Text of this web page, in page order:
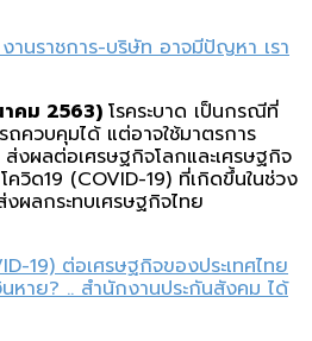
นราชการ-บริษัท อาจมีปัญหา เรา
คม 2563) โรคระบาด เป็นกรณีที่
ถควบคุมได้ แต่อาจใช้มาตรการ
งผลต่อเศรษฐกิจโลกและเศรษฐกิจ
วิด19 (COVID-19) ที่เกิดขึ้นในช่วง
ผลกระทบเศรษฐกิจไทย
19) ต่อเศรษฐกิจของประเทศไทย
หาย? .. สํานักงานประกันสังคม ได้